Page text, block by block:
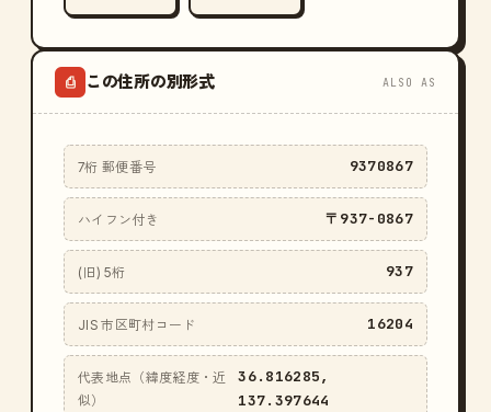
⎙ この住所の別形式 ALSO AS
7桁 郵便番号 9370867
ハイフン付き 〒937-0867
(旧) 5桁 937
JIS 市区町村コード 16204
代表地点（緯度経度・近
似）
36.816285,
137.397644